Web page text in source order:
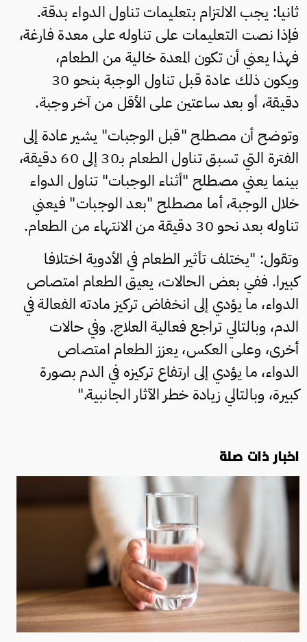
ثانيا: يجب الالتزام بتعليمات تناول الدواء بدقة.
فإذا نصت التعليمات على تناوله على معدة فارغة،
فهذا يعني أن تكون المعدة خالية من الطعام،
ويكون ذلك عادة قبل تناول الوجبة بنحو 30
دقيقة، أو بعد ساعتين على الأقل من آخر وجبة.
وتوضح أن مصطلح "قبل الوجبات" يشير عادة إلى
الفترة التي تسبق تناول الطعام بـ30 إلى 60 دقيقة،
بينما يعني مصطلح "أثناء الوجبات" تناول الدواء
خلال الوجبة، أما مصطلح "بعد الوجبات" فيعني
تناوله بعد نحو 30 دقيقة من الانتهاء من الطعام.
وتقول: "يختلف تأثير الطعام في الأدوية اختلافا
كبيرا. ففي بعض الحالات، يعيق الطعام امتصاص
الدواء، ما يؤدي إلى انخفاض تركيز مادته الفعالة في
الدم، وبالتالي تراجع فعالية العلاج. وفي حالات
أخرى، وعلى العكس، يعزز الطعام امتصاص
الدواء، ما يؤدي إلى ارتفاع تركيزه في الدم بصورة
كبيرة، وبالتالي زيادة خطر الآثار الجانبية."
اخبار ذات صلة